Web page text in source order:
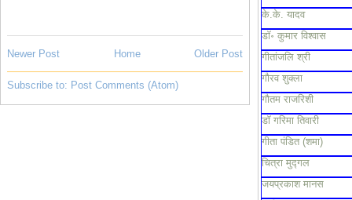
Newer Post Older Post
Home
Subscribe to: Post Comments (Atom)
के.के. यादव
डॉ॰ कुमार विश्वास
गीतांजलि श्री
गौरव शुक्ला
गौतम राजरिशी
डॉ गरिमा तिवारी
गीता पंडित (शमा)
चित्रा मुद्गल
जयप्रकाश मानस